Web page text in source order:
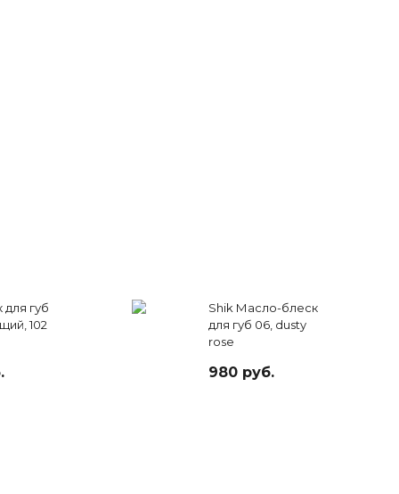
для губ
102
Shik Масло-блеск
для губ 06, dusty
rose
980 руб.